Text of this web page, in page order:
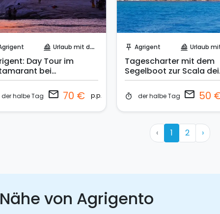
sailing Urlaub mit dem Segelboot
Day Tour im
bei
der halbe Tag email 70 € p.p.
push_pin Agrigent sailing Urlaub mit dem
Tagescharter mit dem
Segelboot zur Scala dei
Turchi
timer der halbe Tag email 50
‹ 1 2 ›
von Agrigento